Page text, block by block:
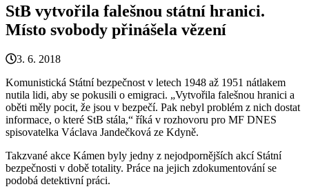
StB vytvořila falešnou státní hranici.
Místo svobody přinášela vězení
3. 6. 2018
Komunistická Státní bezpečnost v letech 1948 až 1951 nátlakem
nutila lidi, aby se pokusili o emigraci. „Vytvořila falešnou hranici a
oběti měly pocit, že jsou v bezpečí. Pak nebyl problém z nich dostat
informace, o které StB stála,“ říká v rozhovoru pro MF DNES
spisovatelka Václava Jandečková ze Kdyně.
Takzvané akce Kámen byly jedny z nejodpornějších akcí Státní
bezpečnosti v době totality. Práce na jejich zdokumentování se
podobá detektivní práci.